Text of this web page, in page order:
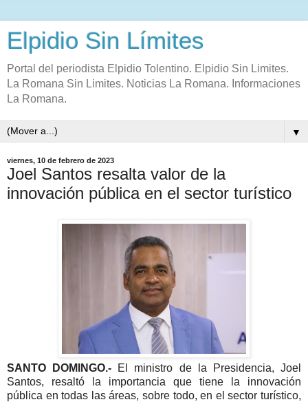
Elpidio Sin Límites
Portal del periodista Elpidio Tolentino. Elpidio Sin Limites.
La Romana Sin Limites. Noticias La Romana. Informaciones
La Romana.
▼
viernes, 10 de febrero de 2023
Joel Santos resalta valor de la
innovación pública en el sector turístico
SANTO DOMINGO.-
El ministro de la Presidencia, Joel
Santos, resaltó la importancia que tiene la innovación
pública en todas las áreas, sobre todo, en el sector turístico,